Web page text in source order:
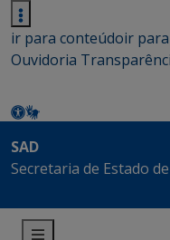
ir para conteúdoir
Ouvidoria
SAD
Secretaria de Estado